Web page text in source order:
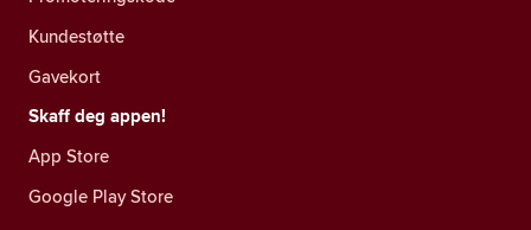
Kundestøtte
Gavekort
Skaff deg appen!
App Store
Google Play Store